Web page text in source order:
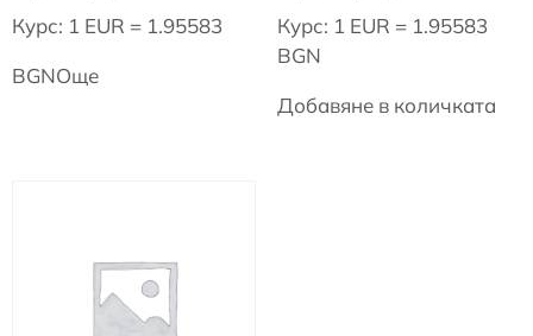
Курс: 1 EUR = 1.95583
BGNОще
Курс: 1 EUR = 1.95583
BGN
Добавяне в количката